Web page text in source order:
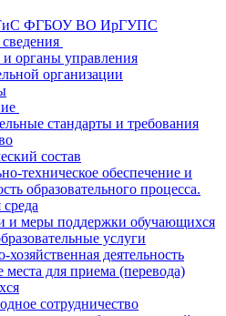
ФГБОУ ВО ИрГУПС
и органы управления
организации
стандарты и требования
состав
техническое обеспечение и
образовательного процесса.
и меры поддержки обучающихся
услуги
деятельность
места для приема (перевода)
сотрудничество